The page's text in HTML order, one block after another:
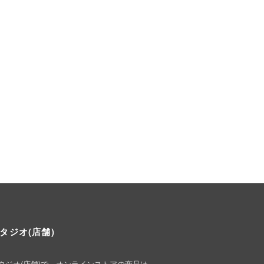
ジオ(店舗)